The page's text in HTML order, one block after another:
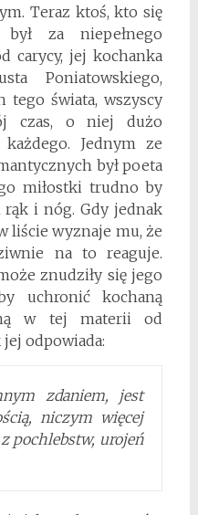
Teraz ktoś, kto się
za niepełnego
carycy, jej kochanka
Poniatowskiego,
świata, wszyscy
czas, o niej dużo
Jednym ze
był poeta
miłostki trudno by
rąk i nóg. Gdy jednak
liście wyznaje mu, że
na to reaguje.
znudziły się jego
uchronić kochaną
w tej materii od
jej odpowiada:
zdaniem, jest
niczym więcej
pochlebstw, urojeń